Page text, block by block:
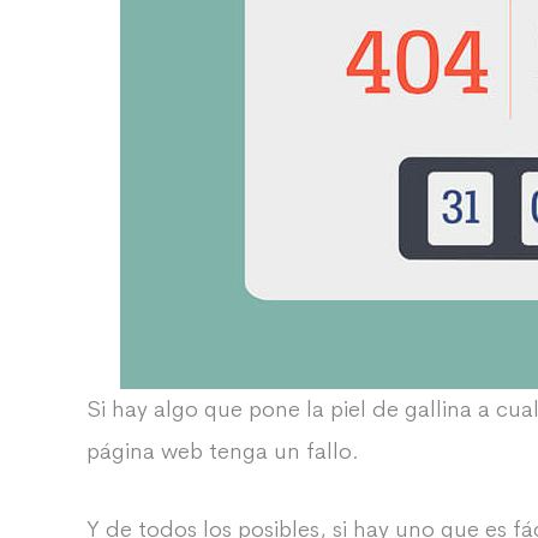
Si hay algo que pone la piel de gallina a
página web tenga un fallo.
Y de todos los posibles, si hay uno que es